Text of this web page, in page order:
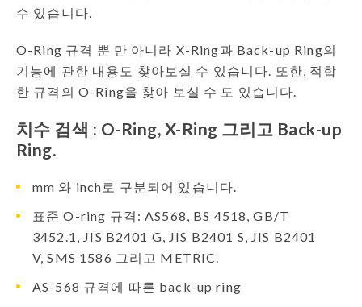
수 있습니다.
O-Ring 규격 뿐 만 아니라 X-Ring과 Back-up Ring의
기능에 관한 내용도 찾아보실 수 있습니다. 또한, 적합
한 규격의 O-Ring을 찾아 보실 수 도 있습니다.
치수 검색 : O-Ring, X-Ring 그리고 Back-up
Ring.
mm 와 inch로 구분되어 있습니다.
표준 O-ring 규격: AS568, BS 4518, GB/T
3452.1, JIS B2401 G, JIS B2401 S, JIS B2401
V, SMS 1586 그리고 METRIC.
AS-568 규격에 따른 back-up ring